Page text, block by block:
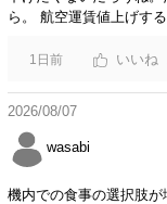
ら。 航空運賃値上げする
1日前
2026/08/07
wasabi
機内での食事の選択肢が